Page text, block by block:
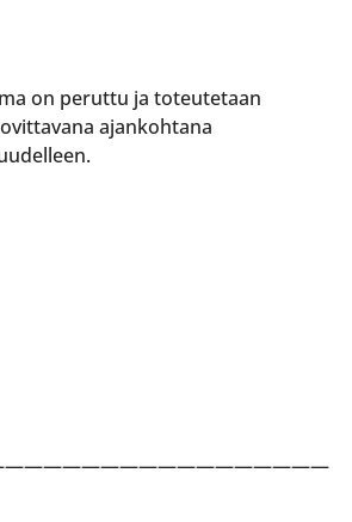
on peruttu ja toteutetaan
ajankohtana